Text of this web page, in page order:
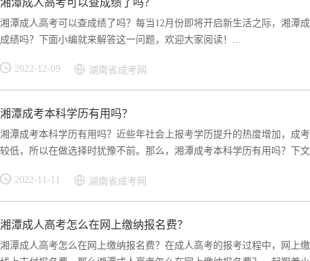
湘潭成人高考可以查成绩了吗？
湘潭成人高考可以查成绩了吗？每当12月份即将开启新生活之际，湘潭
成绩吗？下面小编就来解答这一问题，欢迎大家阅读！...
2022-12-09 湖南省成考网
湘潭成考本科学历有用吗？
湘潭成考本科学历有用吗？近些年社会上报考学历提升的热度增加，成
较低，所以在做选择时犹豫不前。那么，湘潭成考本科学历有用吗？下
2022-11-11 湖南省成考网
湘潭成人高考怎么在网上缴纳报名费？
湘潭成人高考怎么在网上缴纳报名费？在成人高考的报考过程中，网上